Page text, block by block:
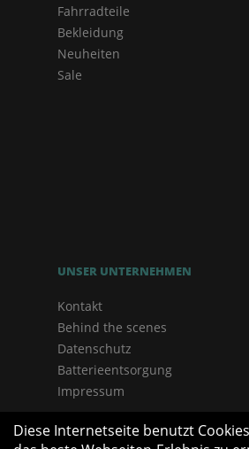
Fahrradteile
Bekleidung
Neuheiten
Sale
UNSER UNTERNEHMEN
Kontakt
Behind the scenes
Datenschutz
Batterieentsorgung
Impressum
Diese Internetseite benutzt